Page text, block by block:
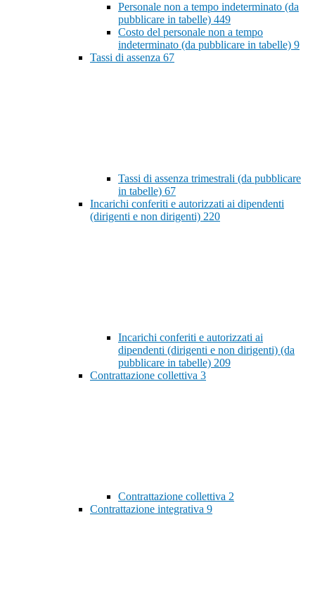
Personale non a tempo indeterminato (da
pubblicare in tabelle) 449
Costo del personale non a tempo
indeterminato (da pubblicare in tabelle) 9
Tassi di assenza 67
Tassi di assenza trimestrali (da pubblicare
in tabelle) 67
Incarichi conferiti e autorizzati ai dipendenti
(dirigenti e non dirigenti) 220
Incarichi conferiti e autorizzati ai
dipendenti (dirigenti e non dirigenti) (da
pubblicare in tabelle) 209
Contrattazione collettiva 3
Contrattazione collettiva 2
Contrattazione integrativa 9